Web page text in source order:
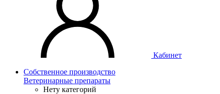
Кабинет
Собственное производство
Ветеринарные препараты
Нету категорий